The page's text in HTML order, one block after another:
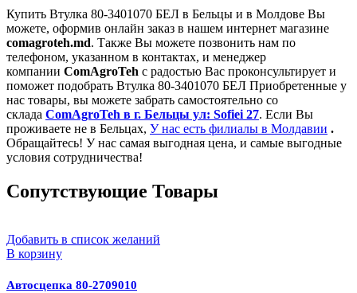
Купить Втулка 80-3401070 БЕЛ в Бельцы и в Молдове Вы
можете, оформив онлайн заказ в нашем интернет магазине
comagroteh.md. Также Вы можете позвонить нам по
телефоном, указанном в контактах, и менеджер
компании ComAgroTeh с радостью Вас проконсультирует и
поможет подобрать Втулка 80-3401070 БЕЛ Приобретенные у
нас товары, вы можете забрать самостоятельно со
склада ComAgroTeh в г. Бельцы ул: Sofiei 27. Если Вы
проживаете не в Бельцах, У нас есть филиалы в Молдавии .
Обращайтесь! У нас самая выгодная цена, и самые выгодные
условия сотрудничества!
Сопутствующие Товары
Добавить в список желаний
В корзину
Автосцепка 80-2709010